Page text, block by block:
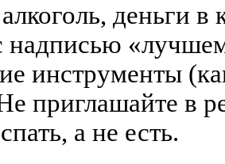
деньги в
надписью
инструменты
приглашайте в
а не есть.